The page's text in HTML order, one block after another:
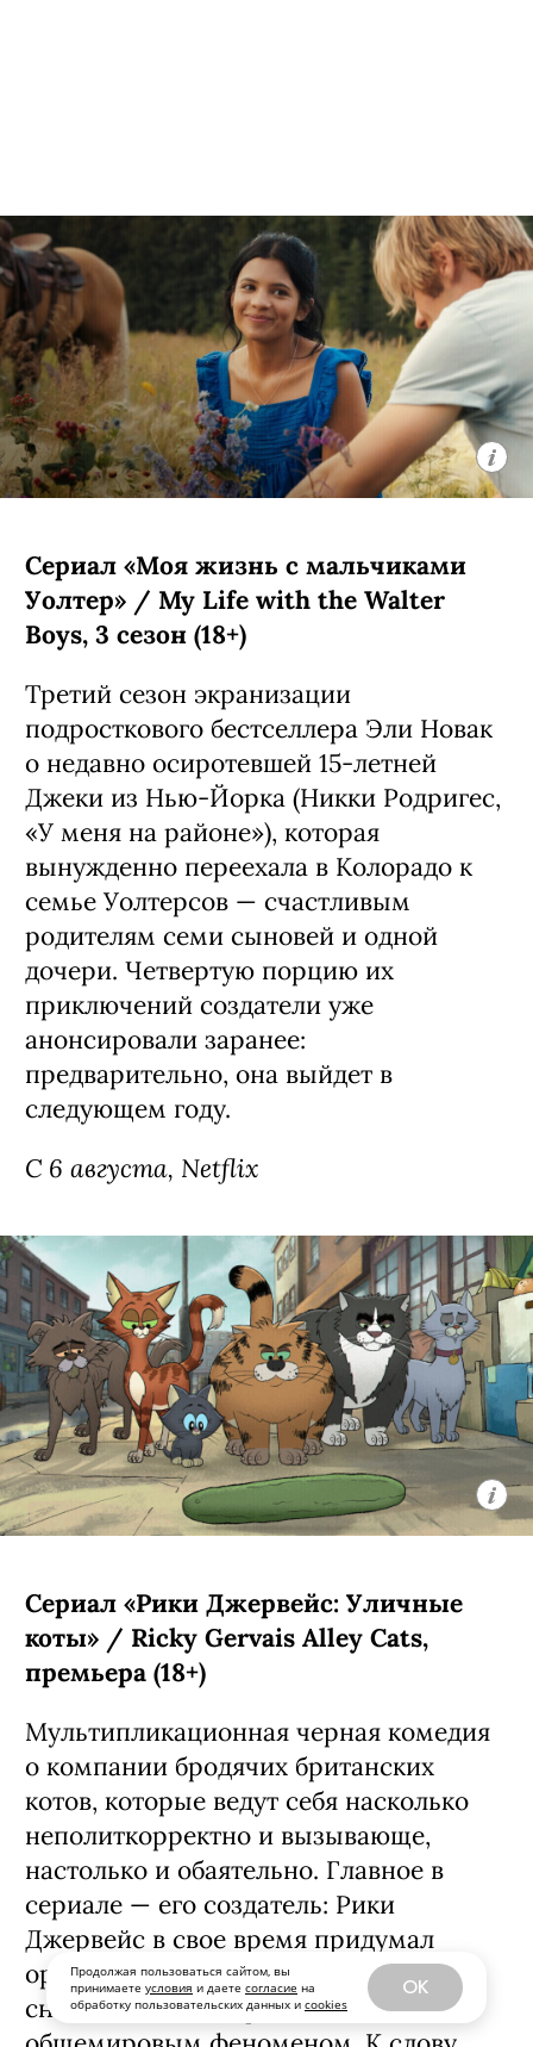
Продолжая пользоваться сайтом, вы
принимаете условия и даете согласие на
обработку пользовательских данных и cookies
OK
Сериал «Моя жизнь с мальчиками
Уолтер» / My Life with the Walter
Boys, 3 сезон (18+)
Третий сезон экранизации
подросткового бестселлера Эли Новак
о недавно осиротевшей 15-летней
Джеки из Нью-Йорка (Никки Родригес,
«У меня на районе»), которая
вынужденно переехала в Колорадо к
семье Уолтерсов — счастливым
родителям семи сыновей и одной
дочери. Четвертую порцию их
приключений создатели уже
анонсировали заранее:
предварительно, она выйдет в
следующем году.
С 6 августа, Netflix
Сериал «Рики Джервейс: Уличные
коты» / Ricky Gervais Alley Cats,
премьера (18+)
Мультипликационная черная комедия
о компании бродячих британских
котов, которые ведут себя насколько
неполиткорректно и вызывающе,
настолько и обаятельно. Главное в
сериале — его создатель: Рики
Джервейс в свое время придумал
оригинальный «Офис», ставший
сначала хитом на родине, а затем и